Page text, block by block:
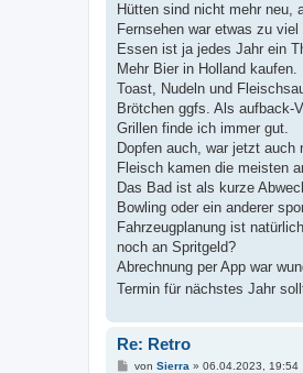
r
a
Hütten sind nicht mehr neu,
Fernsehen war etwas zu
Essen ist ja jedes Jahr ein
Mehr Bier in Holland kaufen.
Toast, Nudeln und
Brötchen ggfs. Als aufback-
Grillen finde ich immer gut.
Dopfen auch, war jetzt auch
Fleisch kamen die meisten
Das Bad ist als kurze
Bowling oder ein anderer
Fahrzeugplanung ist
noch an Spritgeld?
Abrechnung per App war
Termin für nächstes Jahr
Re: Retro
Bvon Sierra » 06.04.2023, 19:54